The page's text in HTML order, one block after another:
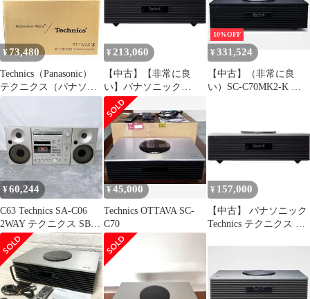
¥73,480
Technics（Panasonic）
テクニクス（パナソニ
ック） スピーカー ステ
OTTAVA S SC-C50-K
¥ 213,060
【中古】【非常に良
い】パナソニック
Technics テクニクス プ
レミアムクラス コンパ
クト ステレオシステム
Ottava f（オッターヴァ
フォルテ）SC-C70-
S【国内正規品】
10%OFF
¥ 331,524
【中古】（非常に良
い）SC-C70MK2-K ブ
¥60,244
C63 Technics SA-C06
2WAY テクニクス SB-
F07
¥45,000
Technics OTTAVA SC-
C70
¥ 157,000
【中古】 パナソニック
Technics テクニクス プ
フォルテ）SC-C70-S